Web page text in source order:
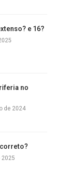
e 16?
no
de 2024
2025